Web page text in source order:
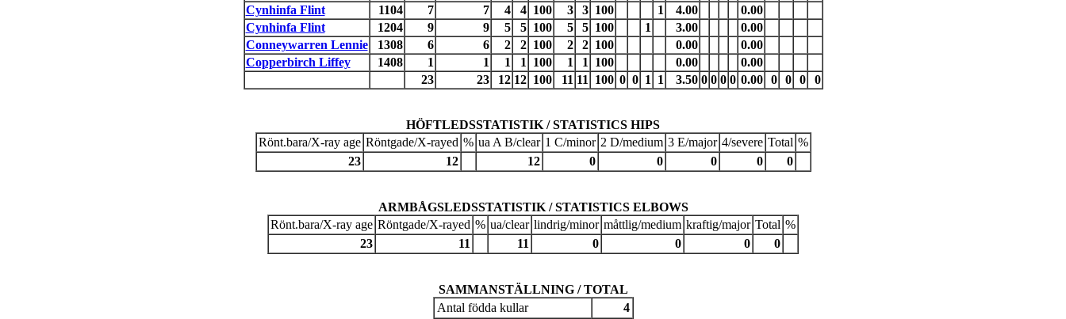
Cynhinfa Flint
1104 7 7 4 4 100 3 3 100 1 4.00
0.00
Cynhinfa Flint
1204 9 9 5 5 100 5 5 100 1 3.00
0.00
Conneywarren Lennie
1308 6 6 2 2 100 2 2 100 0.00
0.00
Copperbirch Liffey
1408 1 1 1 1 100 1 1 100 0.00
0.00
23
23 12 12 100 11 11 100 0 0 1 1 3.50 0 0 0 0 0.00 0 0 0 0
HÖFTLEDSSTATISTIK / STATISTICS HIPS
Rönt.bara/X-ray age Röntgade/X-rayed % ua A B/clear 1 C/minor 2 D/medium 3 E/major 4/severe Total %
23
12 12 0 0 0 0 0
ARMBÅGSLEDSSTATISTIK / STATISTICS ELBOWS
Rönt.bara/X-ray age Röntgade/X-rayed % ua/clear lindrig/minor måttlig/medium kraftig/major Total %
23
11 11 0 0 0 0
SAMMANSTÄLLNING / TOTAL
Antal födda kullar
4